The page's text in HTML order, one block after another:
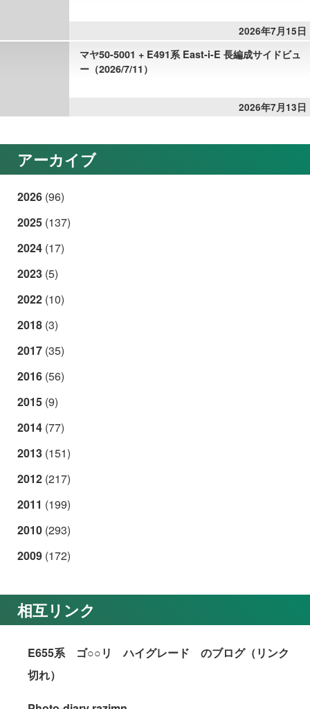
2026年7月15日
マヤ50-5001 + E491系 East-i-E 長編成サイドビュ
ー（2026/7/11）
2026年7月13日
アーカイブ
2026 (96)
2025 (137)
2024 (17)
2023 (5)
2022 (10)
2018 (3)
2017 (35)
2016 (56)
2015 (9)
2014 (77)
2013 (151)
2012 (217)
2011 (199)
2010 (293)
2009 (172)
相互リンク
E655系 ゴ○○リ ハイグレード のブログ（リンク
切れ）